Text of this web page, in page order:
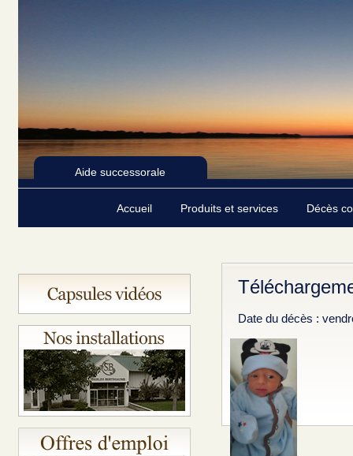
Aide successorale
Accueil Produits et services Décès
Date du décès :